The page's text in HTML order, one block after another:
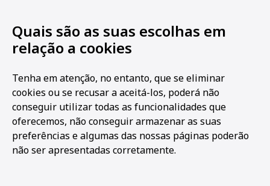
Quais são as suas escolhas em
relação a cookies
Tenha em atenção, no entanto, que se eliminar
cookies ou se recusar a aceitá-los, poderá não
conseguir utilizar todas as funcionalidades que
oferecemos, não conseguir armazenar as suas
preferências e algumas das nossas páginas poderão
não ser apresentadas corretamente.